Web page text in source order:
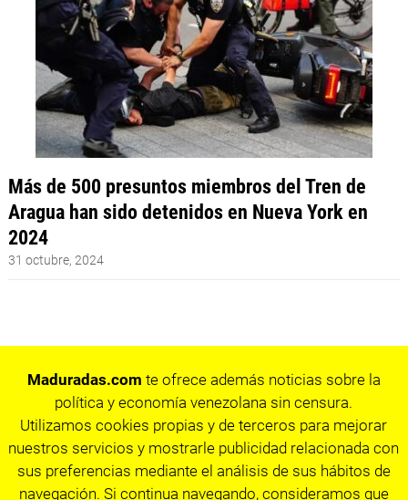
Más de 500 presuntos miembros del Tren de
Aragua han sido detenidos en Nueva York en
2024
31 octubre, 2024
Maduradas.com te ofrece además noticias sobre la
política y economía venezolana sin censura.
Utilizamos cookies propias y de terceros para mejorar
nuestros servicios y mostrarle publicidad relacionada con
sus preferencias mediante el análisis de sus hábitos de
navegación. Si continua navegando, consideramos que